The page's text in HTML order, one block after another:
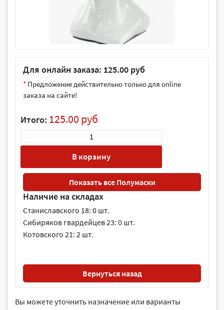
Для онлайн заказа: 125.00 руб
* Предложение действительно только для online
заказа на сайте!
Итого: 125.00 руб
В корзину
Показать все Полумаски
Наличие на складах
Станиславского 18: 0 шт.
Сибиряков гвардейцев 23: 0 шт.
Котовского 21: 2 шт.
Вернуться назад
Вы можете уточнить назначение или варианты